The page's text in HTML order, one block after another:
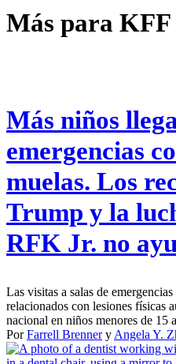
Más para KFF
Más niños
emergencias
muelas. Los
Trump y la
RFK Jr. no
Las visitas a salas de
relacionados con lesiones físicas
nacional en niños menores de 15
PorFarrell Brennery Angela Y.